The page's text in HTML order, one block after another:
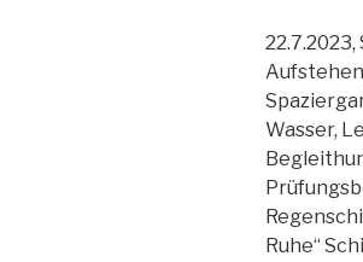
Wasser,
Ruhe“